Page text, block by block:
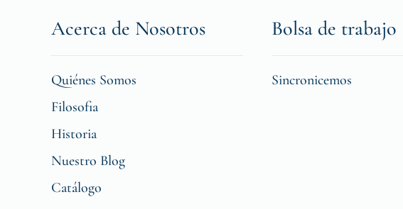
Acerca de Nosotros
Quiénes Somos
Filosofia
Historia
Nuestro Blog
Catálogo
Bolsa de trabajo
Sincronicemos